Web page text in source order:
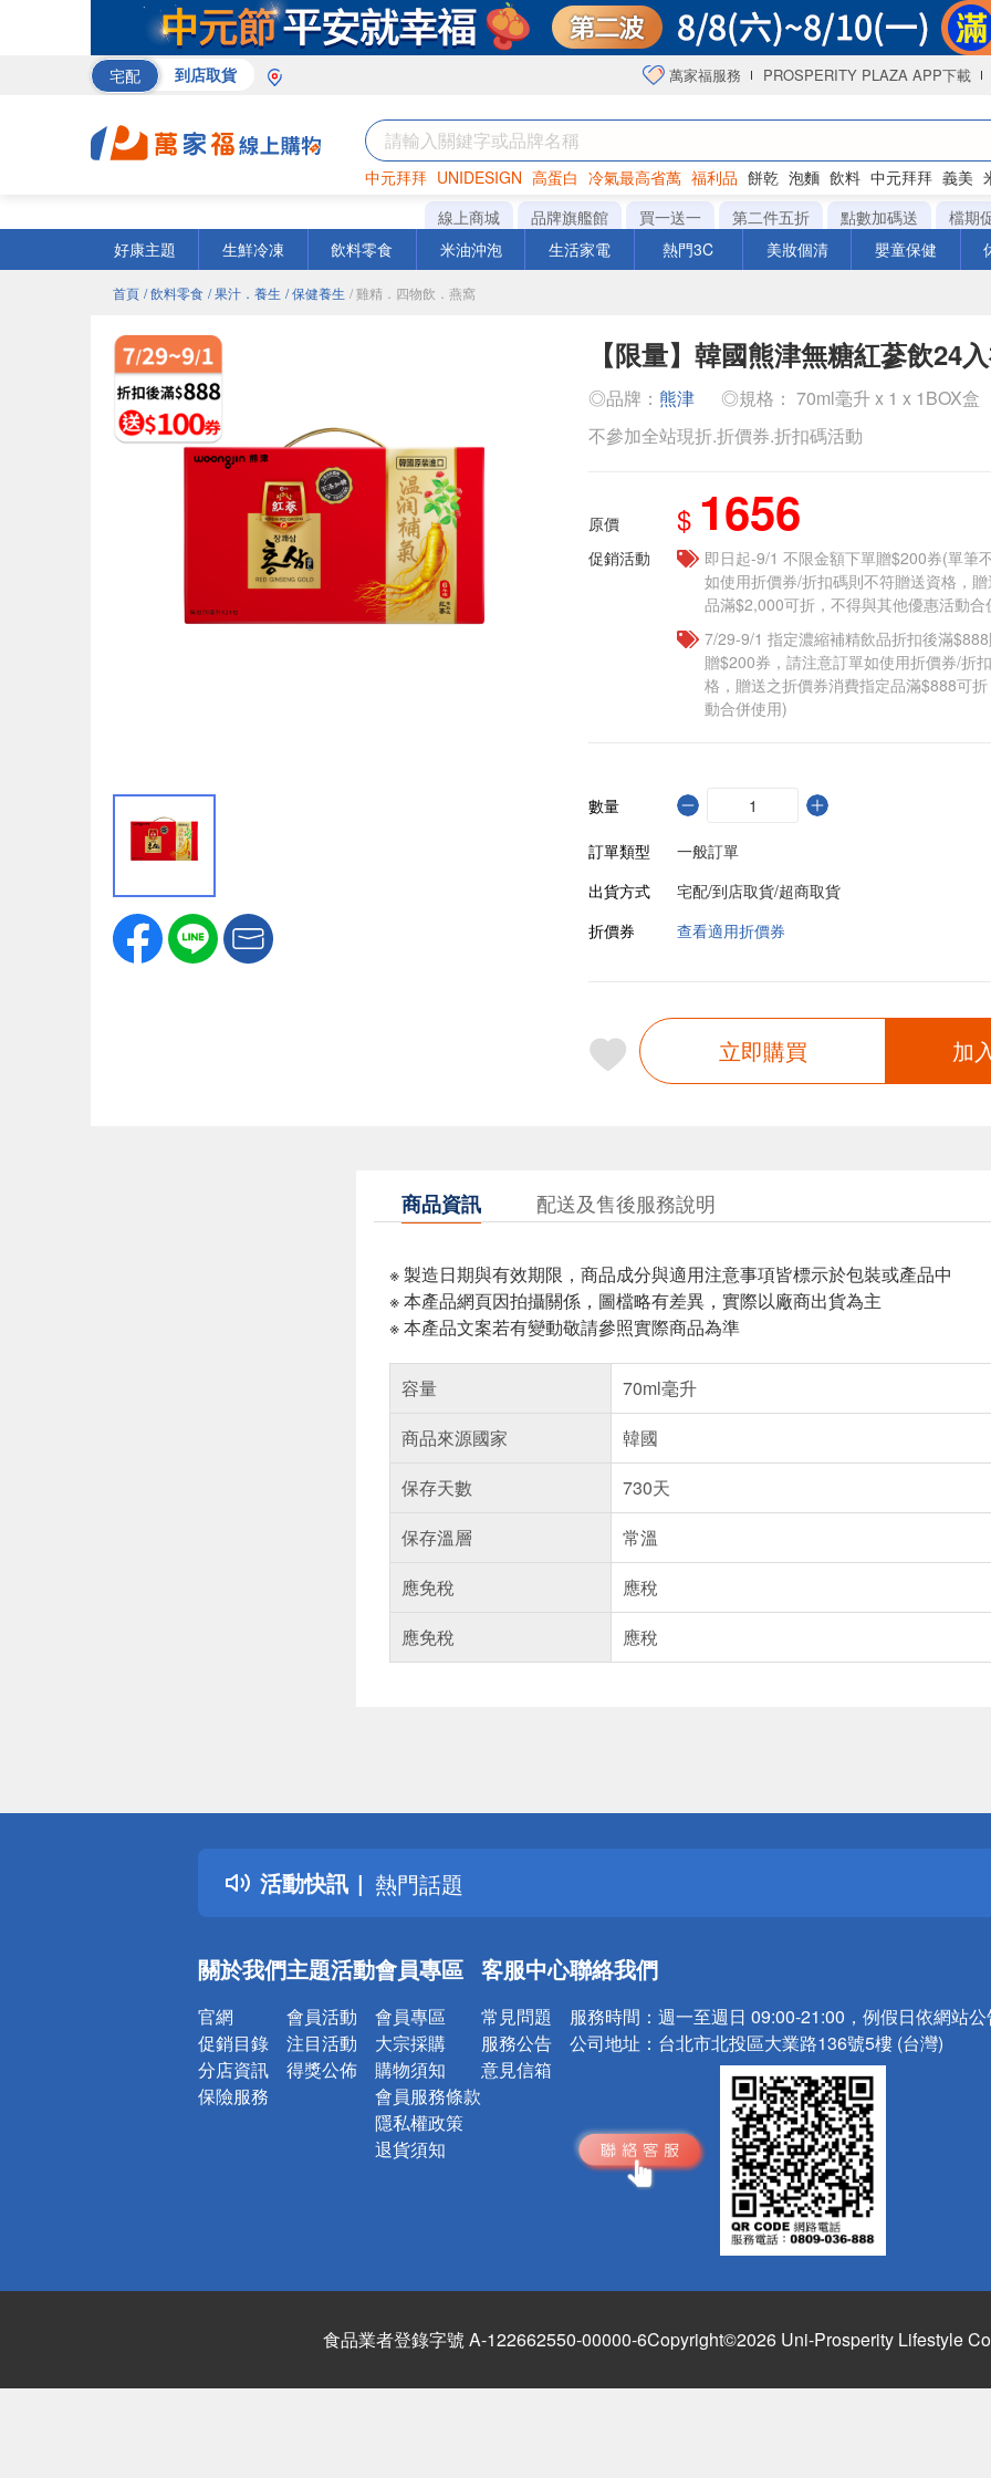
宅配 到店取貨 萬家福服務 PROSPERITY PLAZA APP下載
中元拜拜 UNIDESIGN 高蛋白 冷氣最高省萬 福利品 餅乾 泡麵 飲料 中元拜拜 義美
罐頭 咖啡 海苔
線上商城 品牌旗艦館 買一送一 第二件五折 點數加碼送
檔期
好康主題
生鮮冷凍 飲料零食 米油沖泡 生活家電 熱門3C 美妝個清 嬰童保健
首頁 / 飲料零食 / 果汁．養生 / 保健養生 / 雞精．四物飲．燕窩
【限量】韓國熊津無糖紅蔘飲24
◎品牌： 熊津
◎規格： 70ml毫升 x 1 x 1BOX盒
不參加全站現折.折價券.折扣碼活動
原價 $ 1656
促銷活動
即日起-9/1 不限金額下單贈$200券(單筆
如使用折價券/折扣碼則不符贈送資格，
品滿$2,000可折，不得與其他優惠活動合
7/29-9/1 指定濃縮補精飲品​折扣後滿
贈$200券，請注意訂單如使用折價券/折
格，贈送之折價券消費指定品滿$888可
動合併使用)
數量
訂單類型
一般訂單
出貨方式
宅配/到店取貨/超商取貨
折價券
查看適用折價券
立即購買 加
商品資訊 配送及售後服務說明
※ 製造日期與有效期限，商品成分與適用注意事項皆標示於包裝或產品中
※ 本產品網頁因拍攝關係，圖檔略有差異，實際以廠商出貨為主
※ 本產品文案若有變動敬請參照實際商品為準
容量
70ml毫升
商品來源國家
韓國
保存天數
730天
保存溫層
常溫
應免稅
應稅
應免稅
應稅
活動快訊
詐騙網頁！請小心！
得獎公告
熱門話題
銀行優惠
詐騙網頁！請小心！
關於我們
官網
促銷目錄
分店資訊
保險服務
主題活動
會員活動
注目活動
得獎公佈
會員專區
會員專區
大宗採購
購物須知
會員服務條款
隱私權政策
退貨須知
客服中心
常見問題
服務公告
意見信箱
聯絡我們
服務時間： 週一至週日 09:00-21:00，例假日依網站
公司地址： 台北市北投區大業路136號5樓 (台灣)
食品業者登錄字號 A-122662550-00000-6Copyright©2026 Uni-Prosperity Lifestyle